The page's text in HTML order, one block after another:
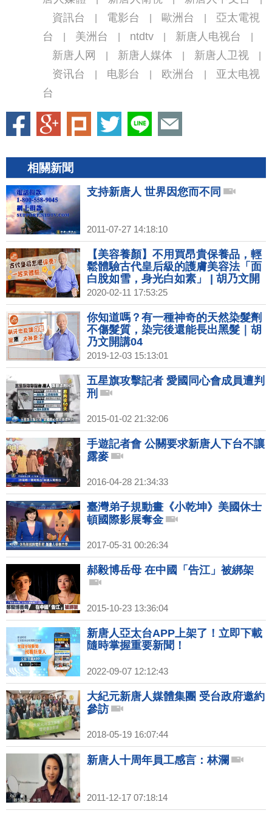
資訊台 電影台 歐洲台
亞太電視
台
美洲台 ntdtv 新唐人电视台
新唐人网 新唐人媒体 新唐人卫视
资讯台 电影台 欧洲台
亚太电视
台
相關新聞
支持新唐人 世界因您而不同
2011-07-27 14:18:10
【美容養顏】不用買昂貴保養品，輕
鬆體驗古代皇后級的護膚美容法「面
白脫如雪，身光白如素」 | 胡乃文開
講02
2020-02-11 17:53:25
你知道嗎？有一種神奇的天然染髮劑
不傷髮質，染完後還能長出黑髮｜胡
乃文開講04
2019-12-03 15:13:01
五星旗攻擊記者 愛國同心會成員遭判
刑
2015-01-02 21:32:06
手遊記者會 公關要求新唐人下台不讓
露麥
2016-04-28 21:34:33
臺灣弟子規動畫《小乾坤》美國休士
頓國際影展奪金
2017-05-31 00:26:34
郝毅博岳母 在中國「告江」被綁架
2015-10-23 13:36:04
新唐人亞太台APP上架了！立即下載
隨時掌握重要新聞！
2022-09-07 12:12:43
大紀元新唐人媒體集團 受台政府邀約
參訪
2018-05-19 16:07:44
新唐人十周年員工感言：林瀾
2011-12-17 07:18:14